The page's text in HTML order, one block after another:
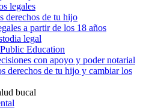
legales
derechos de tu hijo
a partir de los 18 años
legal
Education
con apoyo y poder notarial
derechos de tu hijo y cambiar los
bucal